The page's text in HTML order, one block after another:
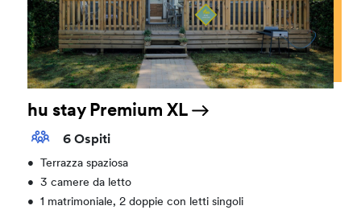
hu stay Premium XL
6 Ospiti
•
Terrazza spaziosa
•
3 camere da letto
•
1 matrimoniale, 2 doppie con letti singoli